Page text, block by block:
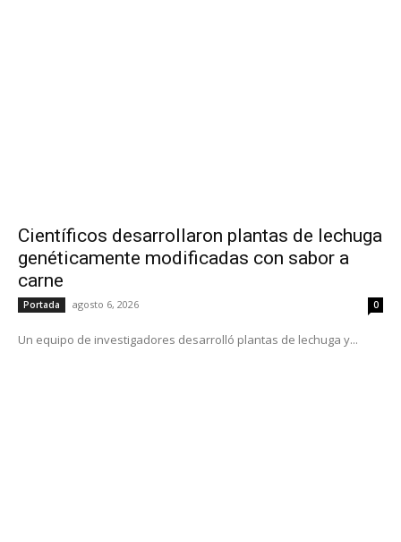
Científicos desarrollaron plantas de lechuga
genéticamente modificadas con sabor a
carne
Portada agosto 6, 2026 0
Un equipo de investigadores desarrolló plantas de lechuga y...